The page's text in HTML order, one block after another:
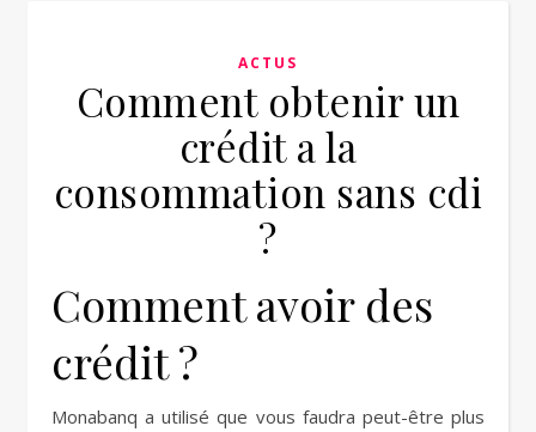
ACTUS
Comment obtenir un
crédit a la
consommation sans cdi
?
Comment avoir des
crédit ?
Monabanq a utilisé que vous faudra peut-être plus